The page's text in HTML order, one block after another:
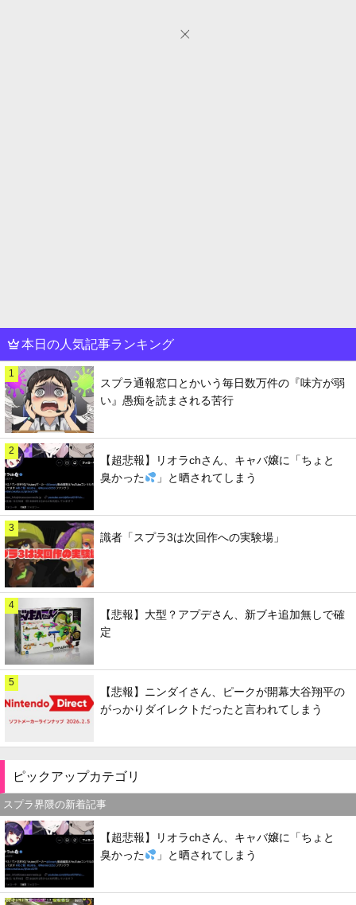
本日の人気記事ランキング
1
スプラ通報窓口とかいう毎日数万件の『味方が弱
い』愚痴を読まされる苦行
2
【超悲報】リオラchさん、キャバ嬢に「ちょと
臭かった
」と晒されてしまう
3
識者「スプラ3は次回作への実験場」
4
【悲報】大型？アプデさん、新ブキ追加無しで確
定
5
【悲報】ニンダイさん、ピークが開幕大谷翔平の
がっかりダイレクトだったと言われてしまう
ピックアップカテゴリ
スプラ界隈の新着記事
【超悲報】リオラchさん、キャバ嬢に「ちょと
臭かった
」と晒されてしまう